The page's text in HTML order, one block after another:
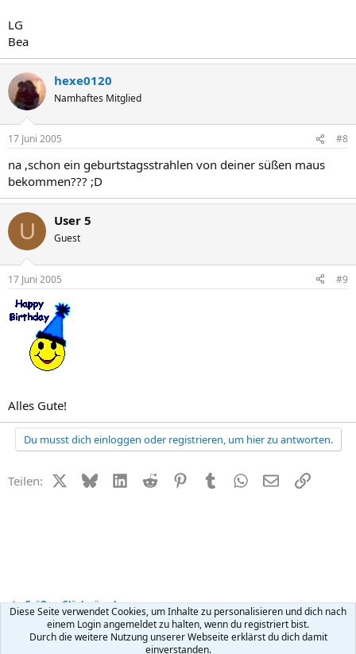
LG
Bea
hexe0120
Namhaftes Mitglied
17 Juni 2005 #8
na ,schon ein geburtstagsstrahlen von deiner süßen maus
bekommen??? ;D
U User 5
Guest
17 Juni 2005 #9
Alles Gute!
Du musst dich einloggen oder registrieren, um hier zu antworten.
Teilen: X (Twitter)
BlueskyLinkedIn
Reddit PinterestTumblr WhatsApp
E-MailLink
Grüße + Glückwünsche
Kontakt Nutzungsbedingungen Datenschutz Hilfe
R
Diese Seite verwendet Cookies, um Inhalte zu personalisieren und dich nach
einem Login angemeldet zu halten, wenn du registriert bist.
Durch die weitere Nutzung unserer Webseite erklärst du dich damit
einverstanden.